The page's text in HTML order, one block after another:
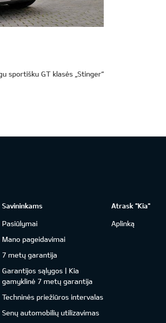
sportišku GT klasės „Stinger“
Savininkams
Pasiūlymai
Mano pageidavimai
7 metų garantija
Garantijos sąlygos | Kia
gamyklinė 7 metų garantija
Techninės priežiūros intervalas
Senų automobilių utilizavimas
Atrask "Kia"
Aplinką